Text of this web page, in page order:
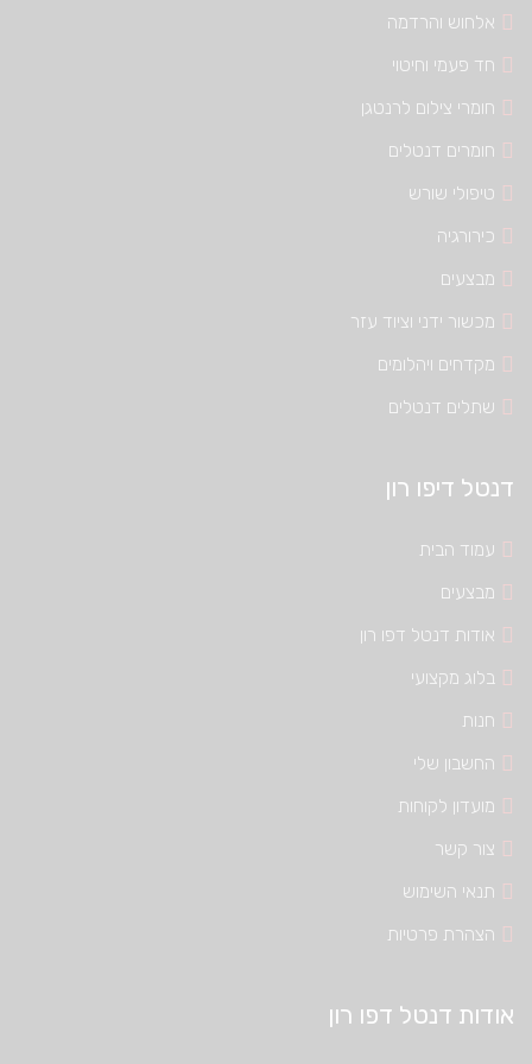
אלחוש והרדמה
חד פעמי וחיטוי
חומרי צילום לרנטגן
חומרים דנטלים
טיפולי שורש
כירורגיה
מבצעים
מכשור ידני וציוד עזר
מקדחים ויהלומים
שתלים דנטלים
דנטל דיפו רון
עמוד הבית
מבצעים
אודות דנטל דפו רון
בלוג מקצועי
חנות
החשבון שלי
מועדון לקוחות
צור קשר
תנאי השימוש
הצהרת פרטיות
אודות דנטל דפו רון